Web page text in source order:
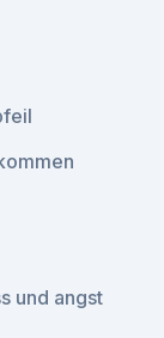
und angst